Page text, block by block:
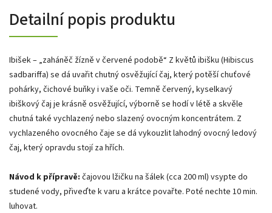
Detailní popis produktu
Ibišek – „zaháněč žízně v červené podobě“ Z květů ibišku (Hibiscus
sadbariffa) se dá uvařit chutný osvěžující čaj, který potěší chuťové
pohárky, čichové buňky i vaše oči. Temně červený, kyselkavý
ibiškový čaj je krásně osvěžující, výborně se hodí v létě a skvěle
chutná také vychlazený nebo slazený ovocným koncentrátem. Z
vychlazeného ovocného čaje se dá vykouzlit lahodný ovocný ledový
čaj, který opravdu stojí za hřích.
Návod k přípravě: čajovou lžičku na šálek (cca 200 ml) vsypte do
studené vody, přiveďte k varu a krátce povařte. Poté nechte 10 min.
luhovat.